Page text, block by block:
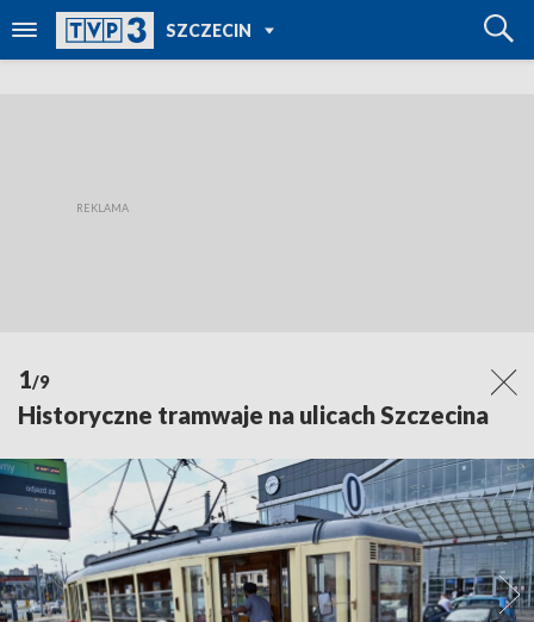
SZCZECIN
TVP REGIONY
1/9
Historyczne tramwaje na ulicach Szczecina